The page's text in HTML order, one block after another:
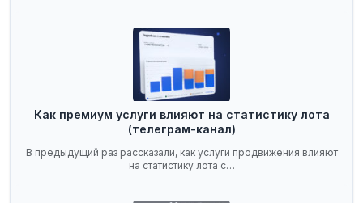
Как премиум услуги влияют на статистику лота
(телеграм-канал)
В предыдущий раз рассказали, как услуги продвижения влияют
на статистику лота с…